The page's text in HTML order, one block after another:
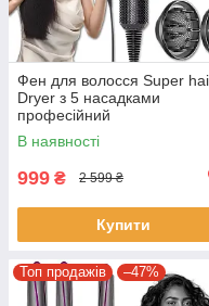
Фен для волосся Super
Dryer з 5 насадками
професійний
В наявності
999 ₴ 2 599 ₴
Купити
Топ продажів –47%